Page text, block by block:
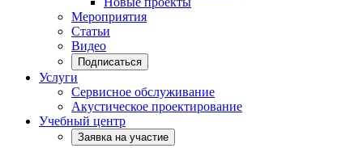
Мероприятия
Статьи
Видео
Подписаться
Услуги
Сервисное обслуживание
Акустическое проектирование
Учебный центр
Заявка на участие